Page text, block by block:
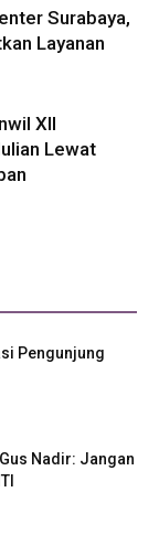
Surabaya,
Layanan
XII
Lewat
Pengunjung
Nadir: Jangan